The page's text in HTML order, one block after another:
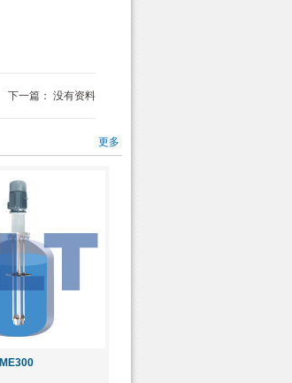
下一篇： 没有资料
更多
ME300